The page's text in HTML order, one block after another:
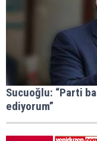
Sucuoğlu: “Parti
ediyorum”